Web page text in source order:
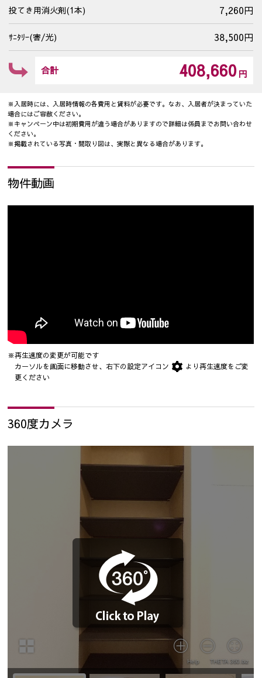
投てき用消火剤(1本) 7,260円
ｻﾆﾀﾘｰ(害/光) 38,500円
合計 408,660円
※入居時には、入居時情報の各費用と賃料が必要です。なお、入居者が決まっていた
場合にはご容赦ください。
※キャンペーン中は初期費用が違う場合がありますので詳細は係員までお問い合わせ
ください。
※掲載されている写真・間取り図は、実際と異なる場合があります。
物件動画
※再生速度の変更が可能です
カーソルを画面に移動させ、右下の設定アイコン
より再生速度をご変
更ください
360度カメラ